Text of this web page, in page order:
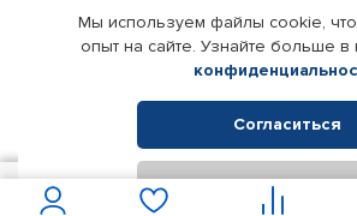
Партнерам
Корпоративным клиентам
Поставщикам
© КАМАЗ ЦЕНТР ДОНЕЦК, 2015-2026. Все
Интернет-магазин автомобильных товаров
Мы используем файлы cookie,
опыт на сайте. Узнайте больше
Согласиться
Отклонить